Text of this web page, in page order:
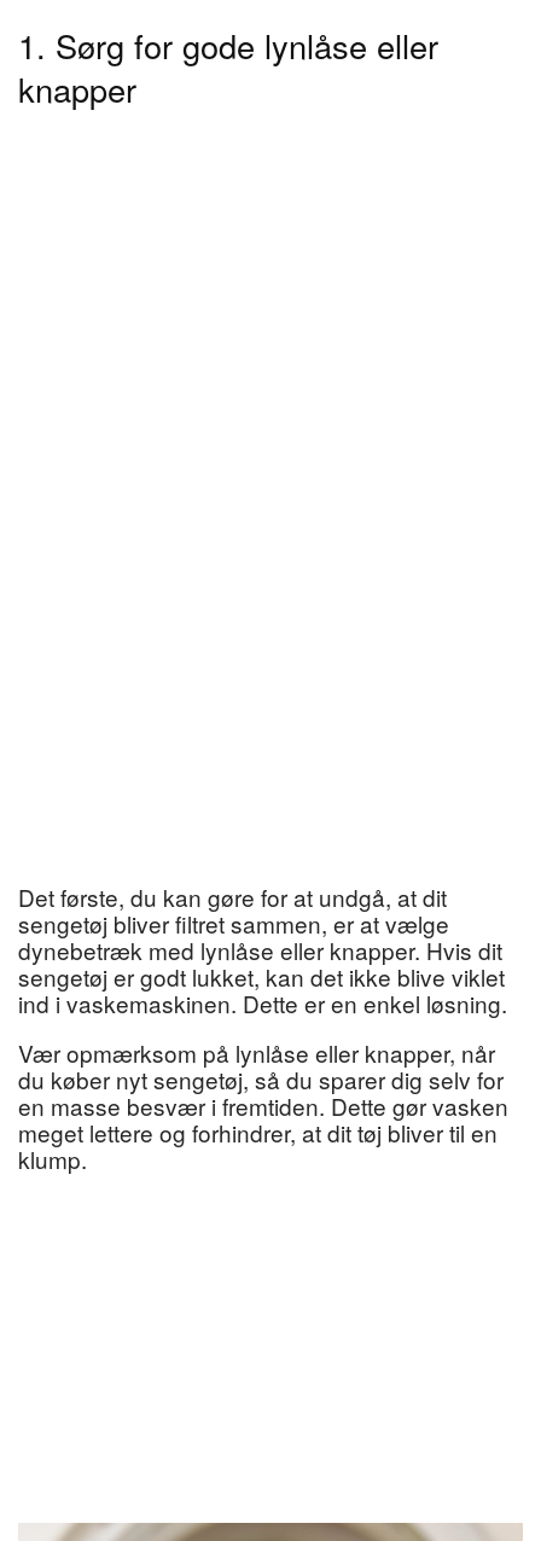
1. Sørg for gode lynlåse eller
knapper
Det første, du kan gøre for at undgå, at dit
sengetøj bliver filtret sammen, er at vælge
dynebetræk med lynlåse eller knapper. Hvis dit
sengetøj er godt lukket, kan det ikke blive viklet
ind i vaskemaskinen. Dette er en enkel løsning.
Vær opmærksom på lynlåse eller knapper, når
du køber nyt sengetøj, så du sparer dig selv for
en masse besvær i fremtiden. Dette gør vasken
meget lettere og forhindrer, at dit tøj bliver til en
klump.